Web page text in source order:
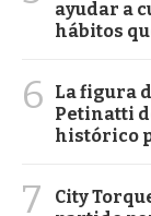
ayudar a
hábitos
6
La figura
Petinatti
histórico
7
City